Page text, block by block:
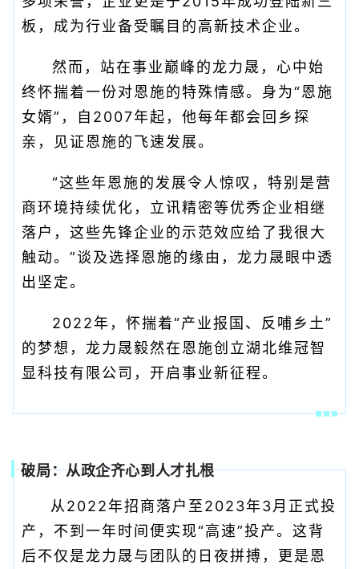
板，成为行业备受瞩目的高新技术企业。
然而，站在事业巅峰的龙力晟，心中始
终怀揣着一份对恩施的特殊情感。身为“恩施
女婿”，自2007年起，他每年都会回乡探
亲，见证恩施的飞速发展。
“这些年恩施的发展令人惊叹，特别是营
商环境持续优化，立讯精密等优秀企业相继
落户，这些先锋企业的示范效应给了我很大
触动。”谈及选择恩施的缘由，龙力晟眼中透
出坚定。
2022年，怀揣着“产业报国、反哺乡土”
的梦想，龙力晟毅然在恩施创立湖北维冠智
显科技有限公司，开启事业新征程。
破局：从政企齐心到人才扎根
从2022年招商落户至2023年3月正式投
产，不到一年时间便实现“高速”投产。这背
后不仅是龙力晟与团队的日夜拼搏，更是恩